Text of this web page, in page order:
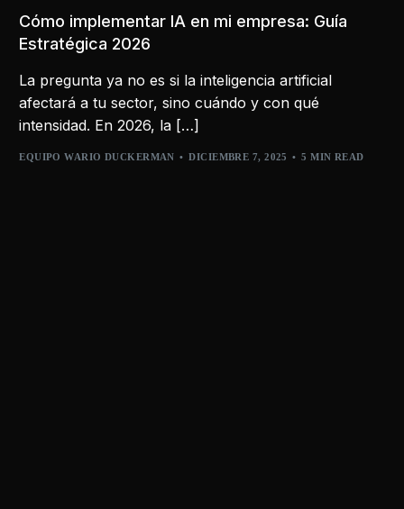
Cómo implementar IA en mi empresa: Guía
Estratégica 2026
La pregunta ya no es si la inteligencia artificial
afectará a tu sector, sino cuándo y con qué
intensidad. En 2026, la […]
EQUIPO WARIO DUCKERMAN DICIEMBRE 7, 2025 5 MIN READ